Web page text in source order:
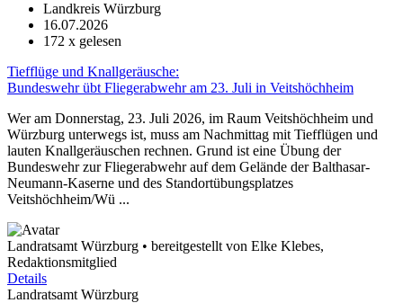
Landkreis Würzburg
16.07.2026
172 x gelesen
Tiefflüge und Knallgeräusche:
Bundeswehr übt Fliegerabwehr am 23. Juli in Veitshöchheim
Wer am Donnerstag, 23. Juli 2026, im Raum Veitshöchheim und
Würzburg unterwegs ist, muss am Nachmittag mit Tiefflügen und
lauten Knallgeräuschen rechnen. Grund ist eine Übung der
Bundeswehr zur Fliegerabwehr auf dem Gelände der Balthasar-
Neumann-Kaserne und des Standortübungsplatzes
Veitshöchheim/Wü ...
Landratsamt Würzburg • bereitgestellt von Elke Klebes,
Redaktionsmitglied
Details
Landratsamt Würzburg